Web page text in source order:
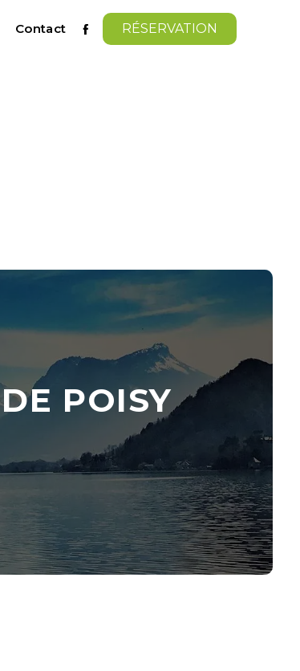
Contact RÉSERVATION
POISY